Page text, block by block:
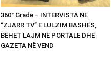
360° Gradë – INTERVISTA NË
“ZJARR TV” E LULZIM BASHËS,
BËHET LAJM NË PORTALE DHE
GAZETA NË VEND